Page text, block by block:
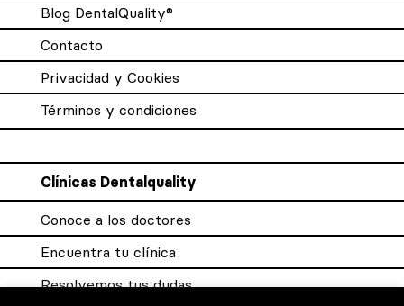
Blog DentalQuality®
Contacto
Privacidad y Cookies
Términos y condiciones
Clínicas Dentalquality
Conoce a los doctores
Encuentra tu clínica
Resolvemos tus dudas